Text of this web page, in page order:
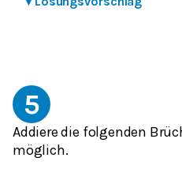
5
Addiere die folgenden
möglich.